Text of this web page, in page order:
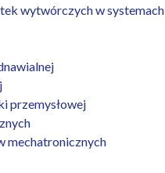
wytwórczych w systemach
przemysłowej
mechatronicznych